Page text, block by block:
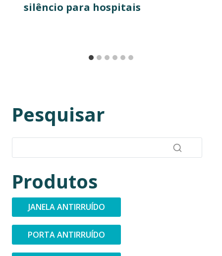
silêncio para hospitais
Pesquisar
Produtos
JANELA ANTIRRUÍDO
PORTA ANTIRRUÍDO